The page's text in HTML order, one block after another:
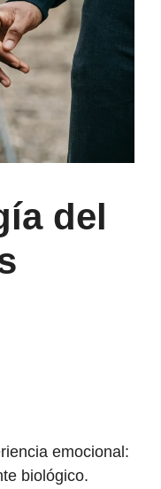
del
emocional:
biológico.